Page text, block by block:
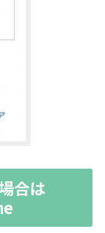
合は